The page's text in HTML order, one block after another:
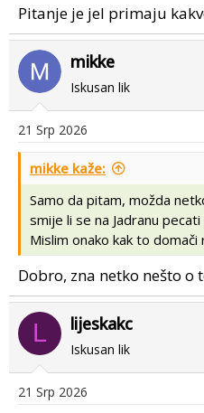
s
Pitanje je jel primaju
mikke
Iskusan lik
21 Srp 2026
mikke kaže:
Samo da pitam, možda
smije li se na Jadranu
Mislim onako kak to
Dobro, zna netko nešto
L lijeskakc
Iskusan lik
21 Srp 2026